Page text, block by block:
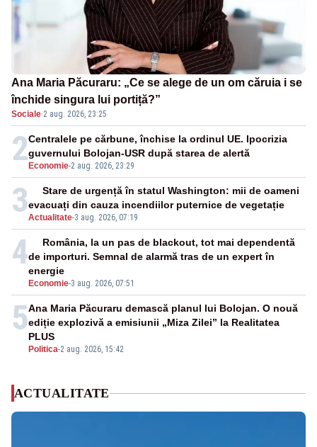
Ana Maria Păcuraru: „Ce se alege de un om căruia i se
închide singura lui portiță?”
Sociale·2 aug. 2026, 23:25
2 Economie-2 aug. 2026, 23:29
Centralele pe cărbune, închise la ordinul UE. Ipocrizia
guvernului Bolojan-USR după starea de alertă
3Actualitate-3 aug. 2026, 07:19
Stare de urgență în statul Washington: mii de oameni
evacuați din cauza incendiilor puternice de vegetație
4
Economie-3 aug. 2026, 07:51
România, la un pas de blackout, tot mai dependentă
de importuri. Semnal de alarmă tras de un expert în
energie
5
Politica-2 aug. 2026, 15:42
Ana Maria Păcuraru demască planul lui Bolojan. O nouă
ediție explozivă a emisiunii „Miza Zilei” la Realitatea
PLUS
ACTUALITATE